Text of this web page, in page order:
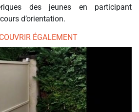
des jeunes en participant
d’orientation.
ÉGALEMENT